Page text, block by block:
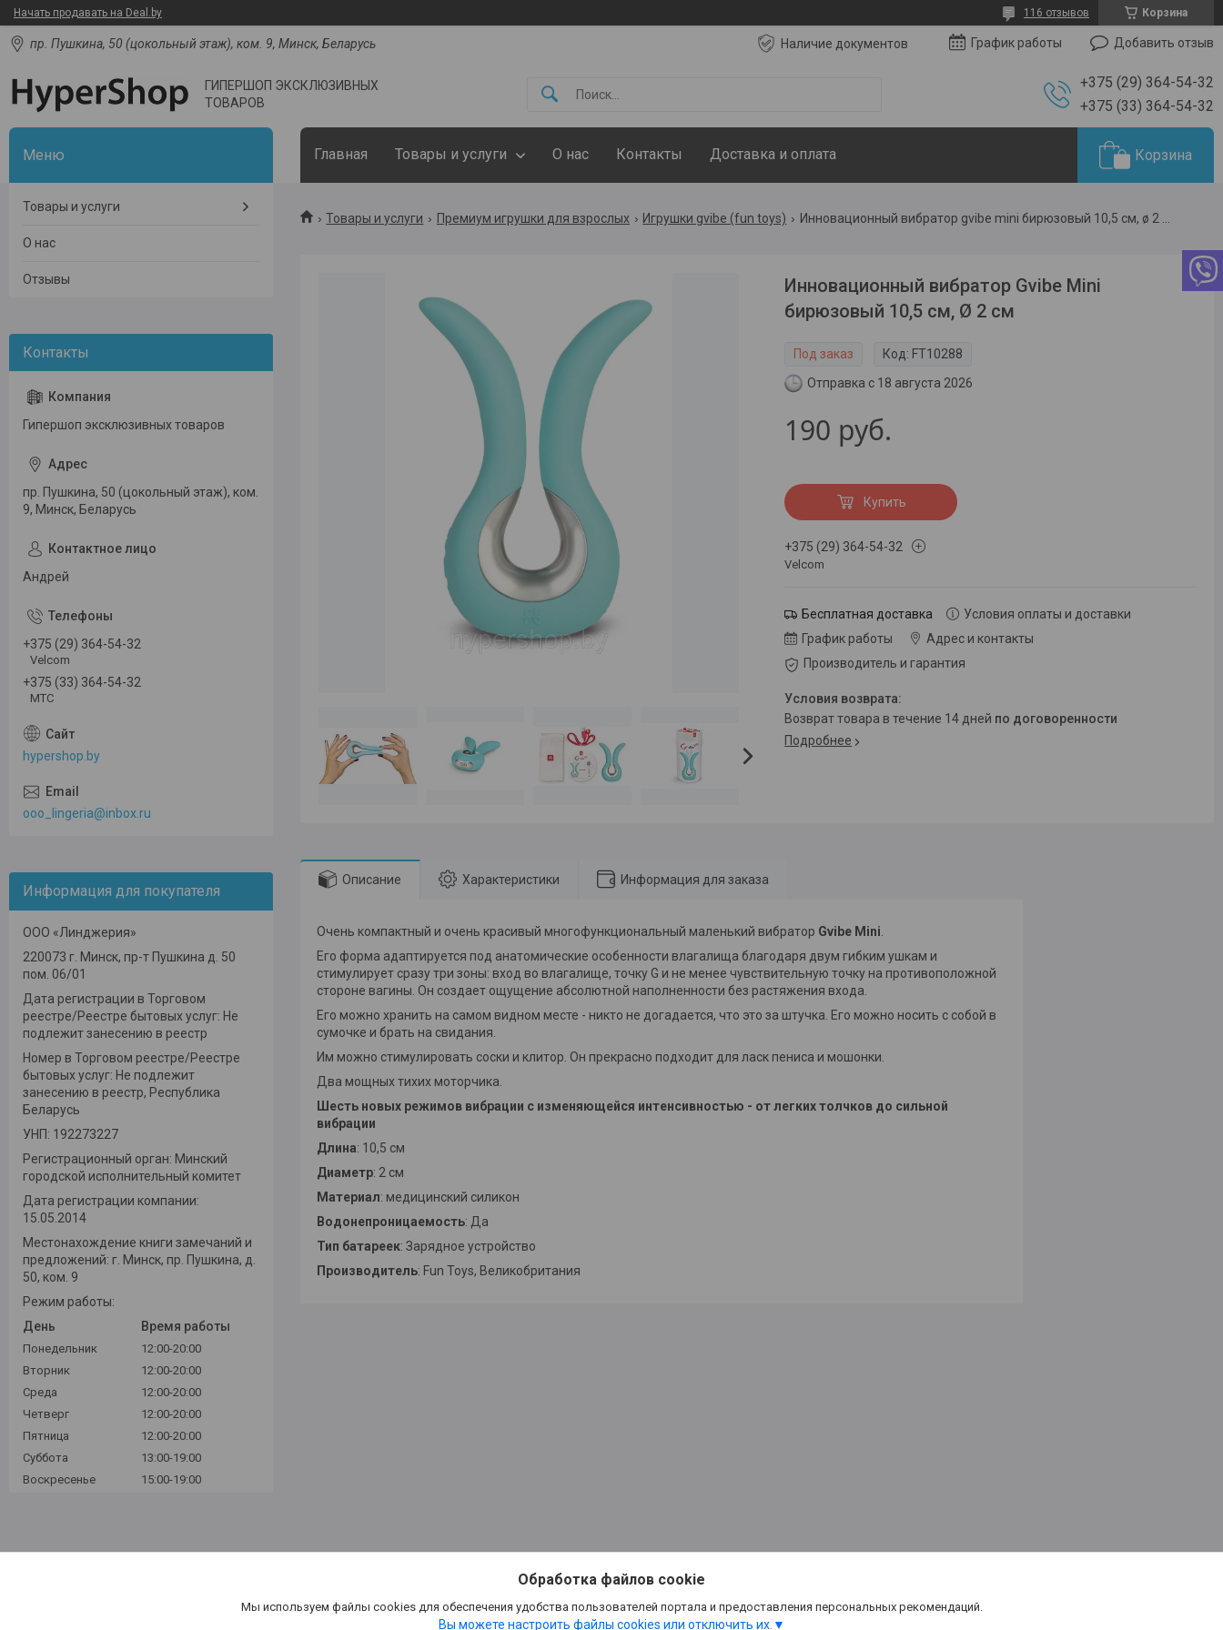
Начать продавать на Deal.by Корзина
116 отзывов
пр. Пушкина, 50 (цокольный этаж), ком. 9, Минск, Беларусь Наличие документов График работы Добавить отзыв
ГИПЕРШОП ЭКСКЛЮЗИВНЫХ
ТОВАРОВ
+375 (29) 364-54-32
+375 (33) 364-54-32
Главная Товары и услуги О нас Контакты Доставка и оплата Корзина
Товары и услуги Премиум игрушки для взрослых Игрушки gvibe (fun toys) Инновационный вибратор gvibe mini бирюзовый 10,5 см, ø 2 см
Инновационный вибратор Gvibe Mini
бирюзовый 10,5 см, Ø 2 см
Под заказ Код: FT10288
Отправка с 18 августа 2026
190 руб.
Купить
+375 (29) 364-54-32
Velcom
Бесплатная доставка
Условия оплаты и доставки
График работы
Адрес и контакты
Производитель и гарантия
возврат товара в течение 14 дней по договоренности
Подробнее
Описание Характеристики Информация для заказа
Очень компактный и очень красивый многофункциональный маленький вибратор Gvibe Mini.
Его форма адаптируется под анатомические особенности влагалища благодаря двум гибким ушкам и
стимулирует сразу три зоны: вход во влагалище, точку G и не менее чувствительную точку на противоположной
стороне вагины. Он создает ощущение абсолютной наполненности без растяжения входа.
Его можно хранить на самом видном месте - никто не догадается, что это за штучка. Его можно носить с собой в
сумочке и брать на свидания.
Им можно стимулировать соски и клитор. Он прекрасно подходит для ласк пениса и мошонки.
Два мощных тихих моторчика.
Шесть новых режимов вибрации с изменяющейся интенсивностью - от легких толчков до сильной
вибрации
Длина: 10,5 см
Диаметр: 2 см
Материал: медицинский силикон
Водонепроницаемость: Да
Тип батареек: Зарядное устройство
Производитель: Fun Toys, Великобритания
Товары и услуги
О нас
Отзывы
Гипершоп эксклюзивных товаров
пр. Пушкина, 50 (цокольный этаж), ком.
9, Минск, Беларусь
Андрей
+375 (29) 364-54-32
Velcom
+375 (33) 364-54-32
МТС
hypershop.by
ooo_lingeria@inbox.ru
Информация для покупателя
ООО «Линджерия»
220073 г. Минск, пр-т Пушкина д. 50
пом. 06/01
Дата регистрации в Торговом
реестре/Реестре бытовых услуг: Не
подлежит занесению в реестр
Номер в Торговом реестре/Реестре
бытовых услуг: Не подлежит
занесению в реестр, Республика
Беларусь
УНП: 192273227
Регистрационный орган: Минский
городской исполнительный комитет
Дата регистрации компании:
15.05.2014
Местонахождение книги замечаний и
предложений: г. Минск, пр. Пушкина, д.
50, ком. 9
Режим работы:
День
Время работы
Понедельник
12:00-20:00
Вторник
12:00-20:00
Среда
12:00-20:00
Четверг
12:00-20:00
Пятница
12:00-20:00
Суббота
13:00-19:00
Воскресенье
15:00-19:00
Обработка файлов cookie
Мы используем файлы cookies для обеспечения удобства пользователей портала и предоставления персональных рекомендаций.
Вы можете настроить файлы cookies или отключить их.